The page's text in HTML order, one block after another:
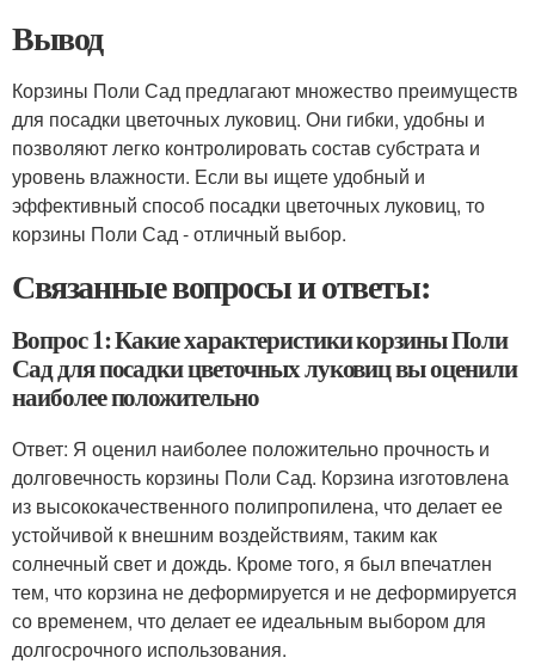
Вывод
Корзины Поли Сад предлагают множество преимуществ
для посадки цветочных луковиц. Они гибки, удобны и
позволяют легко контролировать состав субстрата и
уровень влажности. Если вы ищете удобный и
эффективный способ посадки цветочных луковиц, то
корзины Поли Сад - отличный выбор.
Связанные вопросы и ответы:
Вопрос 1: Какие характеристики корзины Поли
Сад для посадки цветочных луковиц вы оценили
наиболее положительно
Ответ: Я оценил наиболее положительно прочность и
долговечность корзины Поли Сад. Корзина изготовлена
из высококачественного полипропилена, что делает ее
устойчивой к внешним воздействиям, таким как
солнечный свет и дождь. Кроме того, я был впечатлен
тем, что корзина не деформируется и не деформируется
со временем, что делает ее идеальным выбором для
долгосрочного использования.